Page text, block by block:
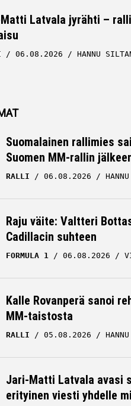
Latvala jyrähti –
06.08.2026 HANNU
Suomalainen rallimies
Suomen MM-rallin
RALLI 06.08.2026
Raju väite: Valtteri
Cadillacin suhteen
FORMULA 1 06.08.2026
Kalle Rovanperä sanoi
MM-taistosta
RALLI 05.08.2026
Jari-Matti Latvala avasi
erityinen viesti yhdelle